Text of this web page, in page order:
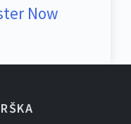
Now